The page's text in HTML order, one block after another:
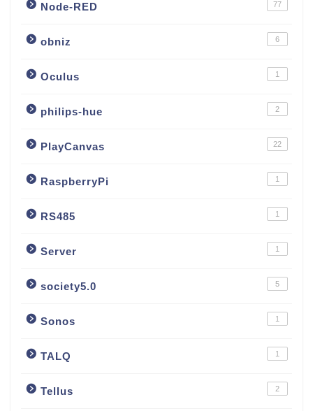
Node-RED 77
obniz 6
Oculus 1
philips-hue 2
PlayCanvas 22
RaspberryPi 1
RS485 1
Server 1
society5.0 5
Sonos 1
TALQ 1
Tellus 2